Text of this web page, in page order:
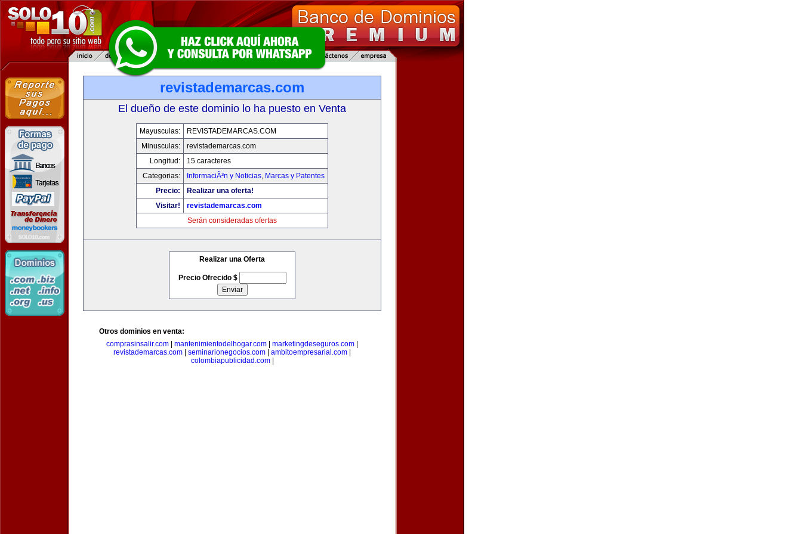
revistademarcas.com
El dueño de este dominio lo ha puesto en Venta
Mayusculas:
REVISTADEMARCAS.COM
Minusculas:
revistademarcas.com
Longitud:
15 caracteres
Categorias:
InformaciÃ³n y Noticias, Marcas y Patentes
Precio:
Realizar una oferta!
Visitar!
revistademarcas.com
Serán consideradas ofertas
Realizar una Oferta
Precio Ofrecido $
Otros dominios en venta:
comprasinsalir.com
mantenimientodelhogar.com marketingdeseguros.com
revistademarcas.com
seminarionegocios.com ambitoempresarial.com
colombiapublicidad.com|